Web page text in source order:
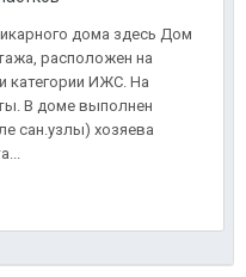
дома здесь Дом
расположен на
категории ИЖС. На
В доме выполнен
сан.узлы) хозяева